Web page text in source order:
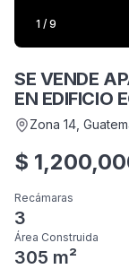
1 / 9
SE VENDE
EN EDIFICIO
Zona 14 ,
$
Recámaras
3
Área Construida
305 m²